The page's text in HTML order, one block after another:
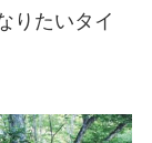
りたいタイ